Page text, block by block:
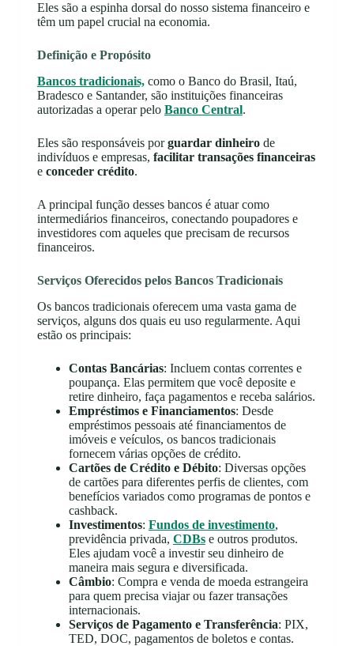
Eles são a espinha dorsal do nosso sistema financeiro e
têm um papel crucial na economia.
Definição e Propósito
Bancos tradicionais,como o Banco do Brasil, Itaú,
Bradesco e Santander, são instituições financeiras
autorizadas a operar pelo Banco Central.
Eles são responsáveis porguardar dinheirode
indivíduos e empresas, facilitar transações financeiras
e conceder crédito.
A principal função desses bancos é atuar como
intermediários financeiros, conectando poupadores e
investidores com aqueles que precisam de recursos
financeiros.
Serviços Oferecidos pelos Bancos Tradicionais
Os bancos tradicionais oferecem uma vasta gama de
serviços, alguns dos quais eu uso regularmente. Aqui
estão os principais:
Contas Bancárias: Incluem contas correntes e
poupança. Elas permitem que você deposite e
retire dinheiro, faça pagamentos e receba salários.
Empréstimos e Financiamentos: Desde
empréstimos pessoais até financiamentos de
imóveis e veículos, os bancos tradicionais
fornecem várias opções de crédito.
Cartões de Crédito e Débito: Diversas opções
de cartões para diferentes perfis de clientes, com
benefícios variados como programas de pontos e
cashback.
Investimentos: Fundos de investimento,
previdência privada, CDBse outros produtos.
Eles ajudam você a investir seu dinheiro de
maneira mais segura e diversificada.
Câmbio: Compra e venda de moeda estrangeira
para quem precisa viajar ou fazer transações
internacionais.
Serviços de Pagamento e Transferência: PIX,
TED, DOC, pagamentos de boletos e contas.